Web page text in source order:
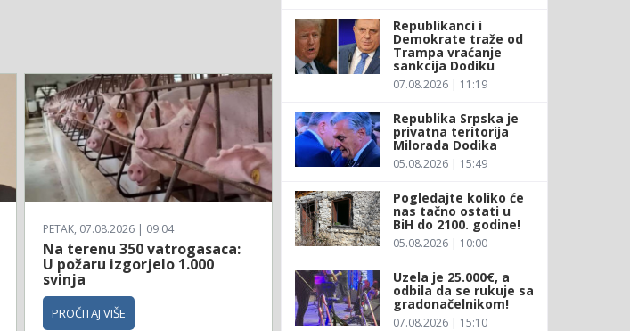
PETAK, 07.08.2026 | 09:04
Na terenu 350 vatrogasaca:
U požaru izgorjelo 1.000
svinja
PROČITAJ VIŠE
Republikanci i
Demokrate traže od
Trampa vraćanje
sankcija Dodiku
07.08.2026 | 11:19
Republika Srpska je
privatna teritorija
Milorada Dodika
05.08.2026 | 15:49
Pogledajte koliko će
nas tačno ostati u
BiH do 2100. godine!
05.08.2026 | 10:00
Uzela je 25.000€, a
odbila da se rukuje sa
gradonačelnikom!
07.08.2026 | 15:10